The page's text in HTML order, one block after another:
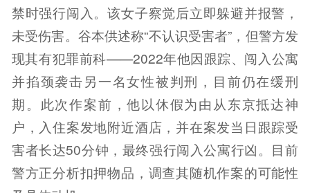
禁时强行闯入。该女子察觉后立即躲避并报警，
未受伤害。谷本供述称“不认识受害者”，但警方发
现其有犯罪前科——2022年他因跟踪、闯入公寓
并掐颈袭击另一名女性被判刑，目前仍在缓刑
期。此次作案前，他以休假为由从东京抵达神
户，入住案发地附近酒店，并在案发当日跟踪受
害者长达50分钟，最终强行闯入公寓行凶。目前
警方正分析扣押物品，调查其随机作案的可能性